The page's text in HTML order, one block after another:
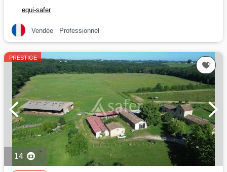
equi-safer
Vendée Professionnel
PRESTIGE
14